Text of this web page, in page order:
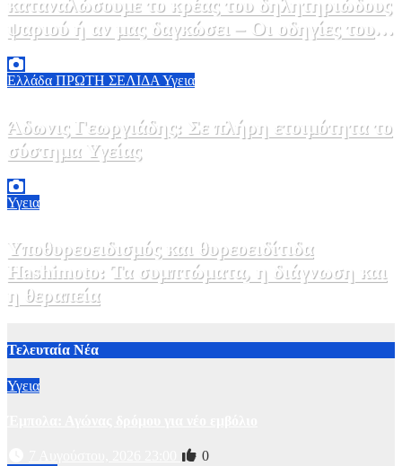
καταναλώσουμε το κρέας του δηλητηριώδους
ψαριού ή αν μας δαγκώσει – Οι οδηγίες του
ΕΟΔΥ
Ελλάδα ΠΡΩΤΗ ΣΕΛΙΔΑΥγεια
Άδωνις Γεωργιάδης: Σε πλήρη ετοιμότητα το
σύστημα Υγείας
Υγεια
Υποθυρεοειδισμός και θυρεοειδίτιδα
Hashimoto: Τα συμπτώματα, η διάγνωση και
η θεραπεία
Τελευταία Νέα
Υγεια
0